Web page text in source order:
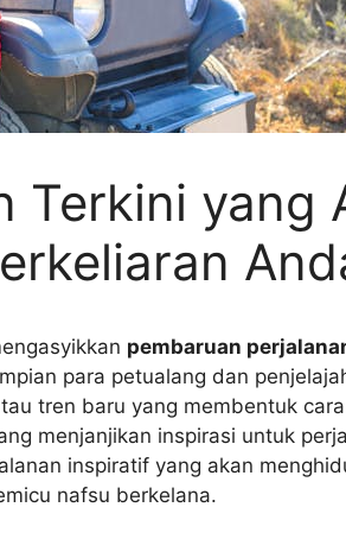
Terkini yang
pembaruan
para petualang dan
tren baru yang membentuk
menjanjikan inspirasi untuk
inspiratif yang akan
nafsu berkelana.